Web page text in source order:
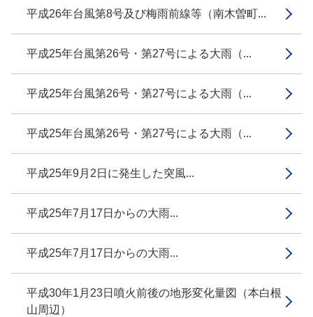
平成26年台風第8号及び梅雨前線等（南木曽町...
平成25年台風第26号・第27号による大雨（...
平成25年台風第26号・第27号による大雨（...
平成25年台風第26号・第27号による大雨（...
平成25年9月2日に発生した突風...
平成25年7月17日からの大雨...
平成25年7月17日からの大雨...
平成30年1月23日噴火前後の地形変化量図（本白根
山周辺）